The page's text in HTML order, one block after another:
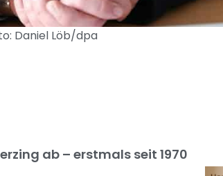
Daniel Löb/dpa
ab – erstmals seit 1970